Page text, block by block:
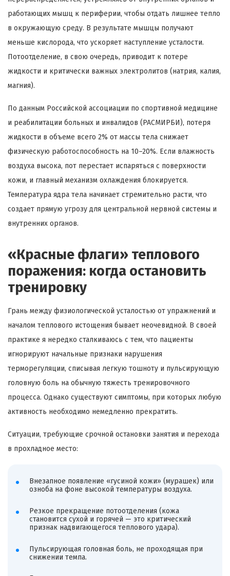
работающих мышц к периферии, чтобы отдать лишнее тепло
в окружающую среду. В результате мышцы получают
меньше кислорода, что ускоряет наступление усталости.
Потоотделение, в свою очередь, приводит к потере
жидкости и критически важных электролитов (натрия, калия,
магния).
По данным Российской ассоциации по спортивной медицине
и реабилитации больных и инвалидов (РАСМИРБИ), потеря
жидкости в объеме всего 2% от массы тела снижает
физическую работоспособность на 10–20%. Если влажность
воздуха высока, пот перестает испаряться с поверхности
кожи, и главный механизм охлаждения блокируется.
Температура ядра тела начинает стремительно расти, что
создает прямую угрозу для центральной нервной системы и
внутренних органов.
«Красные флаги» теплового
поражения: когда остановить
тренировку
Грань между физиологической усталостью от упражнений и
началом теплового истощения бывает неочевидной. В своей
практике я нередко сталкиваюсь с тем, что пациенты
игнорируют начальные признаки нарушения
терморегуляции, списывая легкую тошноту и пульсирующую
головную боль на обычную тяжесть тренировочного
процесса. Однако существуют симптомы, при которых любую
активность необходимо немедленно прекратить.
Ситуации, требующие срочной остановки занятия и перехода
в прохладное место:
Внезапное появление «гусиной кожи» (мурашек) или
озноба на фоне высокой температуры воздуха.
Резкое прекращение потоотделения (кожа
становится сухой и горячей — это критический
признак надвигающегося теплового удара).
Пульсирующая головная боль, не проходящая при
снижении темпа.